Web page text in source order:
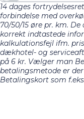
14 dages
forbindelse med
70/50/15 øre pr. km.
korrekt indtastede
kalkulationsfejl ifm.
dækhotel- og
på 6 kr. Vælger man
betalingsmetode er
Betalingskort som